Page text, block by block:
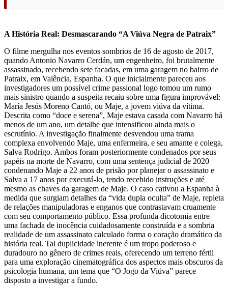
A História Real: Desmascarando “A Viúva Negra de Patraix”
O filme mergulha nos eventos sombrios de 16 de agosto de 2017,
quando Antonio Navarro Cerdán, um engenheiro, foi brutalmente
assassinado, recebendo sete facadas, em uma garagem no bairro de
Patraix, em Valência, Espanha. O que inicialmente pareceu aos
investigadores um possível crime passional logo tomou um rumo
mais sinistro quando a suspeita recaiu sobre uma figura improvável:
María Jesús Moreno Cantó, ou Maje, a jovem viúva da vítima.
Descrita como “doce e serena”, Maje estava casada com Navarro há
menos de um ano, um detalhe que intensificou ainda mais o
escrutínio. A investigação finalmente desvendou uma trama
complexa envolvendo Maje, uma enfermeira, e seu amante e colega,
Salva Rodrigo. Ambos foram posteriormente condenados por seus
papéis na morte de Navarro, com uma sentença judicial de 2020
condenando Maje a 22 anos de prisão por planejar o assassinato e
Salva a 17 anos por executá-lo, tendo recebido instruções e até
mesmo as chaves da garagem de Maje. O caso cativou a Espanha à
medida que surgiam detalhes da “vida dupla oculta” de Maje, repleta
de relações manipuladoras e enganos que contrastavam cruamente
com seu comportamento público. Essa profunda dicotomia entre
uma fachada de inocência cuidadosamente construída e a sombria
realidade de um assassinato calculado forma o coração dramático da
história real. Tal duplicidade inerente é um tropo poderoso e
duradouro no gênero de crimes reais, oferecendo um terreno fértil
para uma exploração cinematográfica dos aspectos mais obscuros da
psicologia humana, um tema que “O Jogo da Viúva” parece
disposto a investigar a fundo.